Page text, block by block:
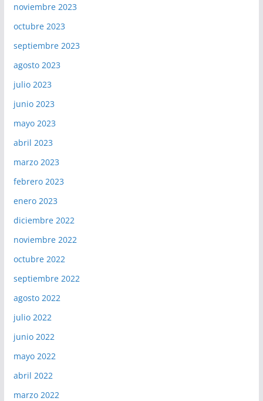
noviembre 2023
octubre 2023
septiembre 2023
agosto 2023
julio 2023
junio 2023
mayo 2023
abril 2023
marzo 2023
febrero 2023
enero 2023
diciembre 2022
noviembre 2022
octubre 2022
septiembre 2022
agosto 2022
julio 2022
junio 2022
mayo 2022
abril 2022
marzo 2022